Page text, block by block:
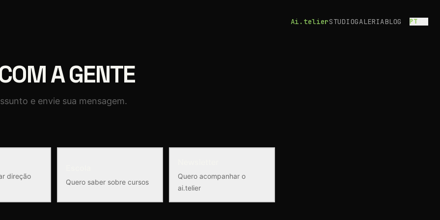
Ai.telierSTUDIOGALERIABLOG PT|
A GENTE
e envie sua mensagem.
direção
Quero saber sobre cursos
Quero acompanhar o
ai.telier